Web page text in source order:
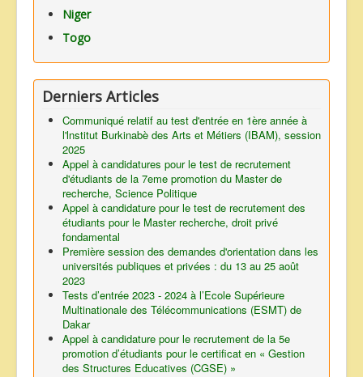
Niger
Togo
Derniers Articles
Communiqué relatif au test d'entrée en 1ère année à
l'lnstitut Burkinabè des Arts et Métiers (IBAM), session
2025
Appel à candidatures pour le test de recrutement
d'étudiants de la 7eme promotion du Master de
recherche, Science Politique
Appel à candidature pour le test de recrutement des
étudiants pour le Master recherche, droit privé
fondamental
Première session des demandes d'orientation dans les
universités publiques et privées : du 13 au 25 août
2023
Tests d’entrée 2023 - 2024 à l’Ecole Supérieure
Multinationale des Télécommunications (ESMT) de
Dakar
Appel à candidature pour le recrutement de la 5e
promotion d’étudiants pour le certificat en « Gestion
des Structures Educatives (CGSE) »